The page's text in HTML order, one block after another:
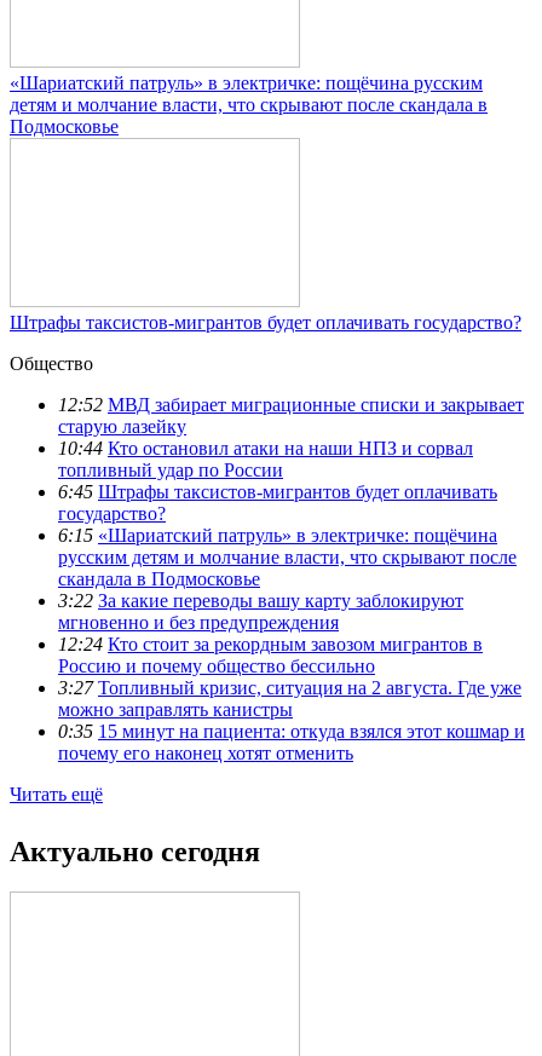
«Шариатский патруль» в электричке: пощёчина русским
детям и молчание власти, что скрывают после скандала в
Подмосковье
Штрафы таксистов-мигрантов будет оплачивать государство?
Общество
12:52 МВД забирает миграционные списки и закрывает
старую лазейку
10:44 Кто остановил атаки на наши НПЗ и сорвал
топливный удар по России
6:45 Штрафы таксистов-мигрантов будет оплачивать
государство?
6:15 «Шариатский патруль» в электричке: пощёчина
русским детям и молчание власти, что скрывают после
скандала в Подмосковье
3:22 За какие переводы вашу карту заблокируют
мгновенно и без предупреждения
12:24 Кто стоит за рекордным завозом мигрантов в
Россию и почему общество бессильно
3:27 Топливный кризис, ситуация на 2 августа. Где уже
можно заправлять канистры
0:35 15 минут на пациента: откуда взялся этот кошмар и
почему его наконец хотят отменить
Читать ещё
Актуально сегодня